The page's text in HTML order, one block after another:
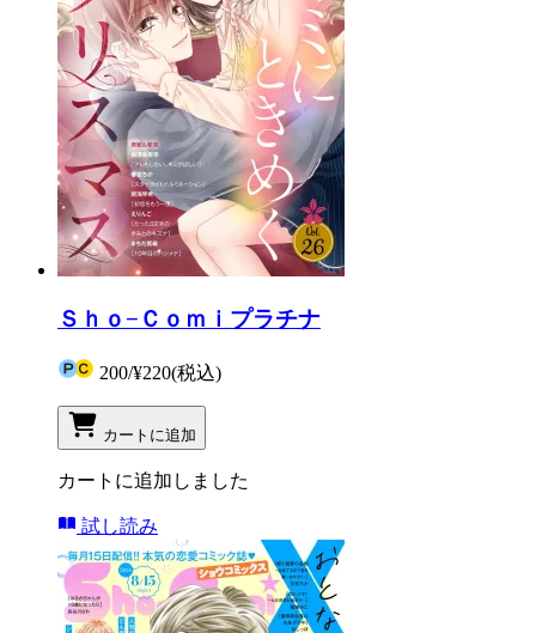
Ｓｈｏ−Ｃｏｍｉプラチナ
200/¥220(税込)
カートに追加
カートに追加しました
試し読み